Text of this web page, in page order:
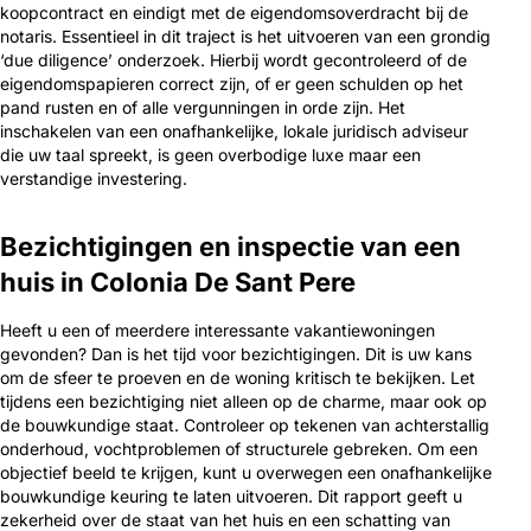
koopcontract en eindigt met de eigendomsoverdracht bij de
notaris. Essentieel in dit traject is het uitvoeren van een grondig
‘due diligence’ onderzoek. Hierbij wordt gecontroleerd of de
eigendomspapieren correct zijn, of er geen schulden op het
pand rusten en of alle vergunningen in orde zijn. Het
inschakelen van een onafhankelijke, lokale juridisch adviseur
die uw taal spreekt, is geen overbodige luxe maar een
verstandige investering.
Bezichtigingen en inspectie van een
huis in Colonia De Sant Pere
Heeft u een of meerdere interessante vakantiewoningen
gevonden? Dan is het tijd voor bezichtigingen. Dit is uw kans
om de sfeer te proeven en de woning kritisch te bekijken. Let
tijdens een bezichtiging niet alleen op de charme, maar ook op
de bouwkundige staat. Controleer op tekenen van achterstallig
onderhoud, vochtproblemen of structurele gebreken. Om een
objectief beeld te krijgen, kunt u overwegen een onafhankelijke
bouwkundige keuring te laten uitvoeren. Dit rapport geeft u
zekerheid over de staat van het huis en een schatting van